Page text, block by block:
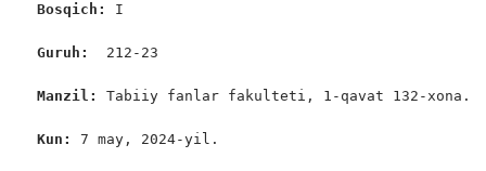
Bosqich: I
Guruh: 212-23
Manzil: Tabiiy fanlar fakulteti, 1-qavat 132-xona.
Kun: 7 may, 2024-yil.